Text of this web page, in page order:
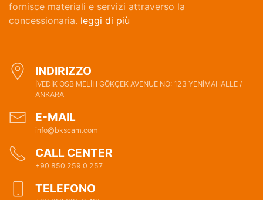
fornisce materiali e servizi attraverso la
concessionaria. leggi di più
INDIRIZZO
İVEDİK OSB MELİH GÖKÇEK AVENUE NO: 123 YENİMAHALLE /
ANKARA
E-MAIL
info@bkscam.com
CALL CENTER
+90 850 259 0 257
TELEFONO